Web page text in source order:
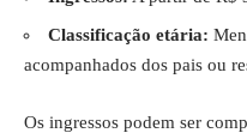
Classificação etária:
acompanhados dos pais ou
Os ingressos podem ser